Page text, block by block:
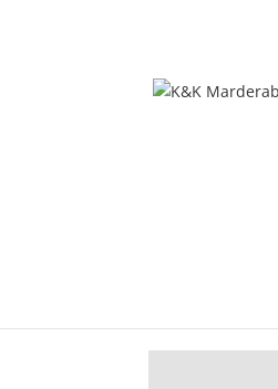
nutzen Sie das